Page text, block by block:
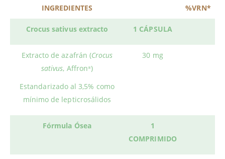
INGREDIENTES %VRN*
Crocus sativus extracto 1 CÁPSULA
Extracto de azafrán (Crocus
sativus, Affron®)
Estandarizado al 3,5% como
mínimo de lepticrosálidos
30 mg
Fórmula Ósea
1
COMPRIMIDO